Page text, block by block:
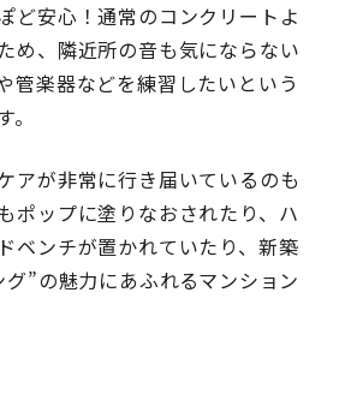
ど安心！通常のコンクリートよ
め、隣近所の音も気にならない
管楽器などを練習したいという
アが非常に行き届いているのも
ポップに塗りなおされたり、ハ
ベンチが置かれていたり、新築
”の魅力にあふれるマンション